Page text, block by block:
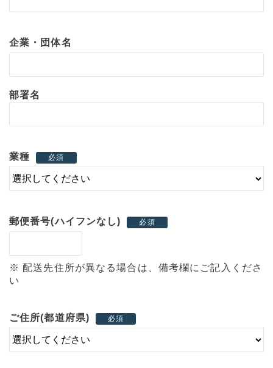
企業・団体名
部署名
業種 必須
郵便番号(ハイフンなし) 必須
※ 配送先住所が異なる場合は、備考欄にご記入くださ
い
ご住所(都道府県) 必須